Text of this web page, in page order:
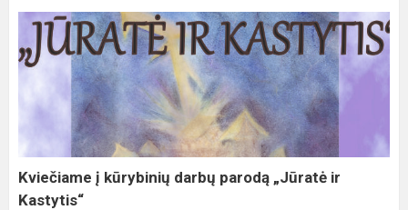
Kviečiame į kūrybinių darbų parodą „Jūratė ir
Kastytis“